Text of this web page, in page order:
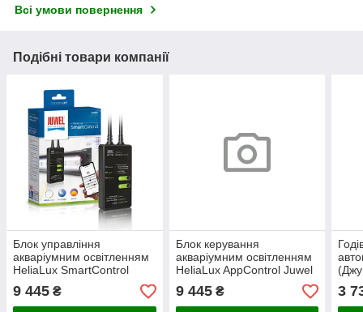
Всі умови повернення
Подібні товари компанії
Блок управління
акваріумним освітленням
HeliaLux SmartControl
9 445 ₴
Блок керування
акваріумним освітленням
HeliaLux AppControl Juwel
9 445₴ 3